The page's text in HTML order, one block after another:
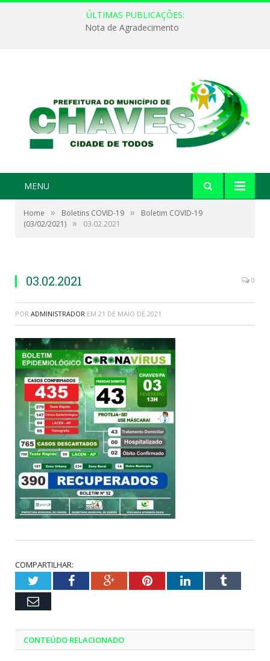
ÚLTIMAS PUBLICAÇÕES:
Nota de Agradecimento
MENU
Home » Boletins COVID-19 »
Boletim COVID-19
(03/02/2021) » 03.02.2021
03.02.2021 0
POR ADMINISTRADOR EM 21 DE MAIO DE 2021
COMPARTILHAR:
TwitterFacebookGoogle+PinterestLinkedInTumblr
Email
CONTEÚDO RELACIONADO